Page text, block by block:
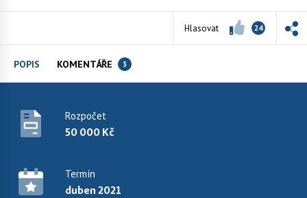
Hlasovat 24
POPIS KOMENTÁŘE 3
Rozpočet
50 000 Kč
Termín
duben 2021